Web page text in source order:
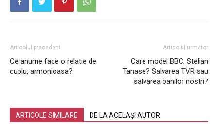
Articolul precedent
Ce anume face o relatie de
cuplu, armonioasa?
Articolul următor
Care model BBC, Stelian
Tanase? Salvarea TVR sau
salvarea banilor nostri?
ARTICOLE SIMILARE DE LA ACELAȘI AUTOR